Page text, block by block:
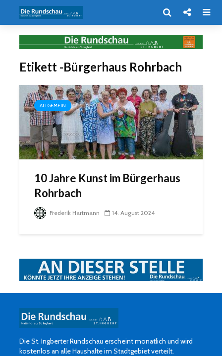
Etikett -Bürgerhaus Rohrbach
ALLGEMEIN
10 Jahre Kunst im Bürgerhaus
Rohrbach
Frederik Hartmann 14. August 2024
Die St. Ingberter Rundschau erscheint monatlich und wird
kostenlos an alle Haushalte im Stadtgebiet verteilt.